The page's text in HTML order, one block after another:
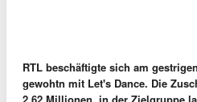
RTL beschäftigte sich am
gewohtn mit Let's Dance. Die
2,62 Millionen, in der Zielgruppe